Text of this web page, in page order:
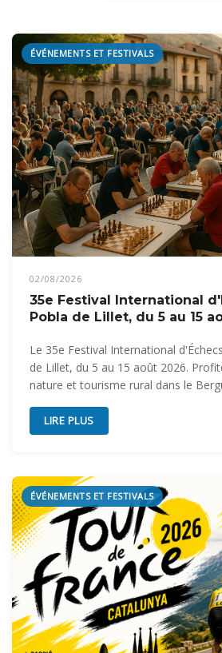
ÉVÉNEMENTS ET FESTIVALS
02/08/2026
35e Festival International
Pobla de Lillet, du 5 au 15
Le 35e Festival International
de Lillet, du 5 au 15 août 2026.
nature et tourisme rural dans le
LIRE PLUS
ÉVÉNEMENTS ET FESTIVALS